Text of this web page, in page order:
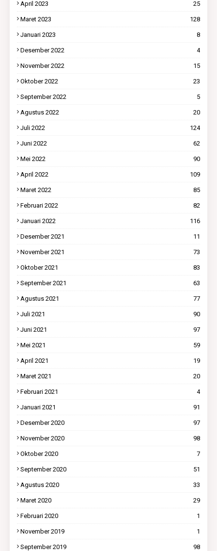
April 2023 25
Maret 2023 128
Januari 2023 8
Desember 2022 4
November 2022 15
Oktober 2022 23
September 2022 5
Agustus 2022 20
Juli 2022 124
Juni 2022 62
Mei 2022 90
April 2022 109
Maret 2022 85
Februari 2022 82
Januari 2022 116
Desember 2021 11
November 2021 73
Oktober 2021 83
September 2021 63
Agustus 2021 77
Juli 2021 90
Juni 2021 97
Mei 2021 59
April 2021 19
Maret 2021 20
Februari 2021 4
Januari 2021 91
Desember 2020 97
November 2020 98
Oktober 2020 7
September 2020 51
Agustus 2020 33
Maret 2020 29
Februari 2020 1
November 2019 1
September 2019 98